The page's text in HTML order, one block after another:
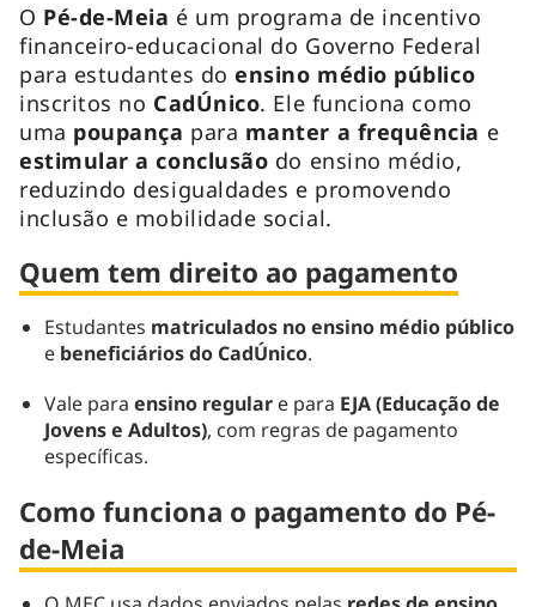
O Pé-de-Meia é um programa de incentivo
financeiro-educacional do Governo Federal
para estudantes doensino médio público
inscritos no CadÚnico. Ele funciona como
uma poupança para manter a frequência e
estimular a conclusão do ensino médio,
reduzindo desigualdades e promovendo
inclusão e mobilidade social.
Quem tem direito ao pagamento
Estudantes matriculados no ensino médio público
e beneficiários do CadÚnico.
Vale para ensino regulare para EJA (Educação de
Jovens e Adultos), com regras de pagamento
específicas.
Como funciona o pagamento do Pé-
de-Meia